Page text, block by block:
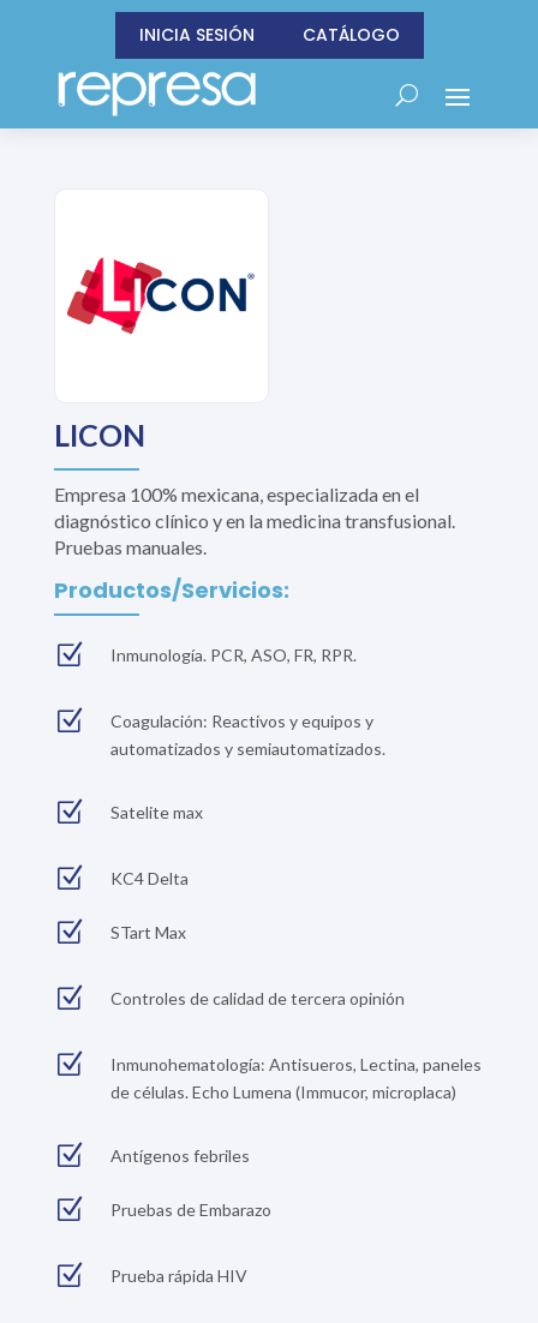
INICIA SESIÓN CATÁLOGO
LICON
Empresa 100% mexicana, especializada en el
diagnóstico clínico y en la medicina transfusional.
Pruebas manuales.
Productos/Servicios:
Z Inmunología. PCR, ASO, FR, RPR.
Z
Coagulación: Reactivos y equipos y
automatizados y semiautomatizados.
Z Satelite max
Z KC4 Delta
Z STart Max
Z Controles de calidad de tercera opinión
Z
Inmunohematología: Antisueros, Lectina, paneles
de células. Echo Lumena (Immucor, microplaca)
Z Antígenos febriles
Z Pruebas de Embarazo
Z Prueba rápida HIV